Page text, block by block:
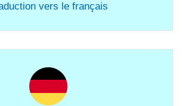
vers le français